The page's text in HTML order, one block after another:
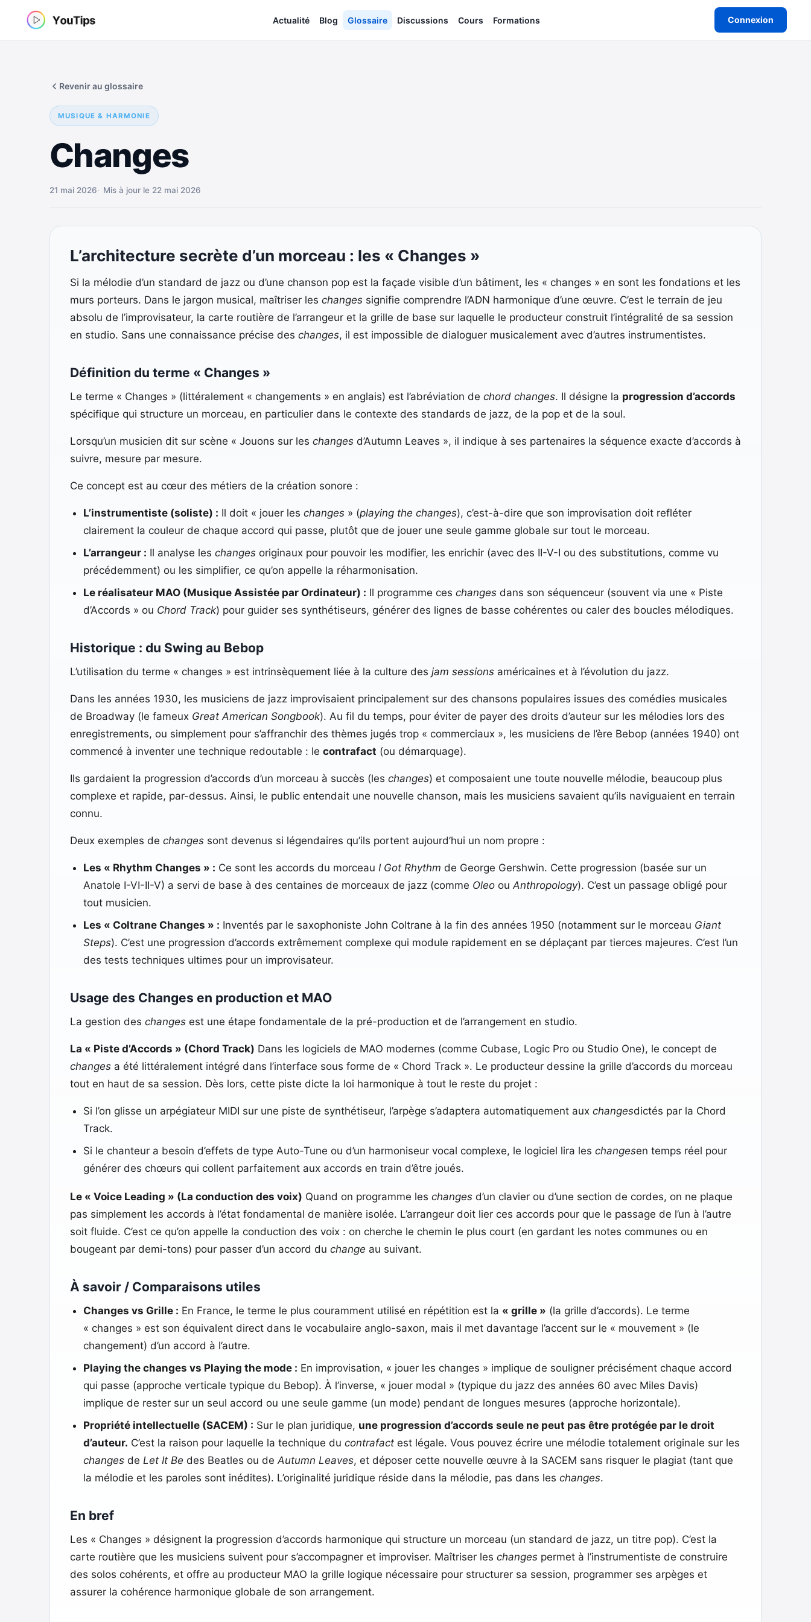
Actualité Blog Glossaire Discussions Cours Formations Connexion
MUSIQUE & HARMONIE
Changes
Revenir au glossaire
21 mai 2026 Mis à jour le 22 mai 2026
L’architecture secrète d’un morceau : les « Changes »
Si la mélodie d’un standard de jazz ou d’une chanson pop est la façade visible d’un bâtiment, les « changes » en sont les fondations et les
murs porteurs. Dans le jargon musical, maîtriser les changessignifie comprendre l’ADN harmonique d’une œuvre. C’est le terrain de jeu
absolu de l’improvisateur, la carte routière de l’arrangeur et la grille de base sur laquelle le producteur construit l’intégralité de sa session
en studio. Sans une connaissance précise des changes, il est impossible de dialoguer musicalement avec d’autres instrumentistes.
Définition du terme « Changes »
Le terme « Changes » (littéralement « changements » en anglais) est l’abréviation de chord changes. Il désigne la progression d’accords
spécifique qui structure un morceau, en particulier dans le contexte des standards de jazz, de la pop et de la soul.
Lorsqu’un musicien dit sur scène « Jouons sur les changesd’Autumn Leaves », il indique à ses partenaires la séquence exacte d’accords à
suivre, mesure par mesure.
Ce concept est au cœur des métiers de la création sonore :
L’instrumentiste (soliste) : Il doit « jouer les changes» (playing the changes), c’est-à-dire que son improvisation doit refléter
clairement la couleur de chaque accord qui passe, plutôt que de jouer une seule gamme globale sur tout le morceau.
L’arrangeur : Il analyse les changesoriginaux pour pouvoir les modifier, les enrichir (avec des II-V-I ou des substitutions, comme vu
précédemment) ou les simplifier, ce qu’on appelle la réharmonisation.
Le réalisateur MAO (Musique Assistée par Ordinateur) : Il programme ces changesdans son séquenceur (souvent via une « Piste
d’Accords » ou Chord Track) pour guider ses synthétiseurs, générer des lignes de basse cohérentes ou caler des boucles mélodiques.
Historique : du Swing au Bebop
L’utilisation du terme « changes » est intrinsèquement liée à la culture des jam sessionsaméricaines et à l’évolution du jazz.
Dans les années 1930, les musiciens de jazz improvisaient principalement sur des chansons populaires issues des comédies musicales
de Broadway (le fameux Great American Songbook). Au fil du temps, pour éviter de payer des droits d’auteur sur les mélodies lors des
enregistrements, ou simplement pour s’affranchir des thèmes jugés trop « commerciaux », les musiciens de l’ère Bebop (années 1940) ont
commencé à inventer une technique redoutable : le contrafact (ou démarquage).
Ils gardaient la progression d’accords d’un morceau à succès (les changes) et composaient une toute nouvelle mélodie, beaucoup plus
complexe et rapide, par-dessus. Ainsi, le public entendait une nouvelle chanson, mais les musiciens savaient qu’ils naviguaient en terrain
connu.
Deux exemples de changessont devenus si légendaires qu’ils portent aujourd’hui un nom propre :
Les « Rhythm Changes » : Ce sont les accords du morceau I Got Rhythm de George Gershwin. Cette progression (basée sur un
Anatole I-VI-II-V) a servi de base à des centaines de morceaux de jazz (comme Oleoou Anthropology). C’est un passage obligé pour
tout musicien.
Les « Coltrane Changes » : Inventés par le saxophoniste John Coltrane à la fin des années 1950 (notamment sur le morceau Giant
Steps). C’est une progression d’accords extrêmement complexe qui module rapidement en se déplaçant par tierces majeures. C’est l’un
des tests techniques ultimes pour un improvisateur.
Usage des Changes en production et MAO
La gestion des changesest une étape fondamentale de la pré-production et de l’arrangement en studio.
La « Piste d’Accords » (Chord Track) Dans les logiciels de MAO modernes (comme Cubase, Logic Pro ou Studio One), le concept de
changesa été littéralement intégré dans l’interface sous forme de « Chord Track ». Le producteur dessine la grille d’accords du morceau
tout en haut de sa session. Dès lors, cette piste dicte la loi harmonique à tout le reste du projet :
Si l’on glisse un arpégiateur MIDI sur une piste de synthétiseur, l’arpège s’adaptera automatiquement aux changesdictés par la Chord
Track.
Si le chanteur a besoin d’effets de type Auto-Tune ou d’un harmoniseur vocal complexe, le logiciel lira les changesen temps réel pour
générer des chœurs qui collent parfaitement aux accords en train d’être joués.
Le « Voice Leading » (La conduction des voix) Quand on programme les changesd’un clavier ou d’une section de cordes, on ne plaque
pas simplement les accords à l’état fondamental de manière isolée. L’arrangeur doit lier ces accords pour que le passage de l’un à l’autre
soit fluide. C’est ce qu’on appelle la conduction des voix : on cherche le chemin le plus court (en gardant les notes communes ou en
bougeant par demi-tons) pour passer d’un accord du change au suivant.
À savoir / Comparaisons utiles
Changes vs Grille : En France, le terme le plus couramment utilisé en répétition est la « grille » (la grille d’accords). Le terme
« changes » est son équivalent direct dans le vocabulaire anglo-saxon, mais il met davantage l’accent sur le « mouvement » (le
changement) d’un accord à l’autre.
Playing the changes vs Playing the mode : En improvisation, « jouer les changes » implique de souligner précisément chaque accord
qui passe (approche verticale typique du Bebop). À l’inverse, « jouer modal » (typique du jazz des années 60 avec Miles Davis)
implique de rester sur un seul accord ou une seule gamme (un mode) pendant de longues mesures (approche horizontale).
Propriété intellectuelle (SACEM) : Sur le plan juridique, une progression d’accords seule ne peut pas être protégée par le droit
d’auteur. C’est la raison pour laquelle la technique du contrafactest légale. Vous pouvez écrire une mélodie totalement originale sur les
changesde Let It Be des Beatles ou de Autumn Leaves, et déposer cette nouvelle œuvre à la SACEM sans risquer le plagiat (tant que
la mélodie et les paroles sont inédites). L’originalité juridique réside dans la mélodie, pas dans les changes.
En bref
Les « Changes » désignent la progression d’accords harmonique qui structure un morceau (un standard de jazz, un titre pop). C’est la
carte routière que les musiciens suivent pour s’accompagner et improviser. Maîtriser les changespermet à l’instrumentiste de construire
des solos cohérents, et offre au producteur MAO la grille logique nécessaire pour structurer sa session, programmer ses arpèges et
assurer la cohérence harmonique globale de son arrangement.